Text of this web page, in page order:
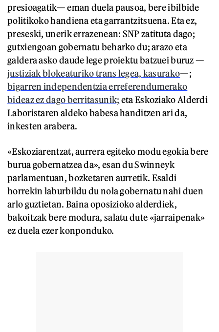
presioagatik— eman duela pausoa, bere ibilbide
politikoko handiena eta garrantzitsuena. Eta ez,
preseski, unerik errazenean: SNP zatituta dago;
gutxiengoan gobernatu beharko du; arazo eta
galdera asko daude lege proiektu batzuei buruz —
justiziak blokeaturiko trans legea, kasurako—;
bigarren independentzia erreferendumerako
bideaz ez dago berritasunik; eta Eskoziako Alderdi
Laboristaren aldeko babesa handitzen ari da,
inkesten arabera.
«Eskoziarentzat, aurrera egiteko modu egokia bere
burua gobernatzea da», esan du Swinneyk
parlamentuan, bozketaren aurretik. Esaldi
horrekin laburbildu du nola gobernatu nahi duen
arlo guztietan. Baina oposizioko alderdiek,
bakoitzak bere modura, salatu dute «jarraipenak»
ez duela ezer konponduko.